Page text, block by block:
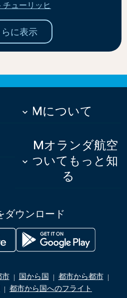
ューリッヒ
らに表示
KLMについて
keyboard_arrow_down
KLMオランダ航空
についてもっと知
る
keyboard_arrow_down
ダウンロード
市 | 国から国 | 都市から都市 |
| 都市から国へのフライト